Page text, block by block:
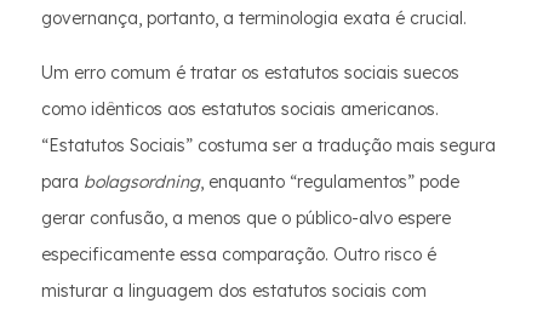
governança, portanto, a terminologia exata é crucial.
Um erro comum é tratar os estatutos sociais suecos
como idênticos aos estatutos sociais americanos.
“Estatutos Sociais” costuma ser a tradução mais segura
para bolagsordning, enquanto “regulamentos” pode
gerar confusão, a menos que o público-alvo espere
especificamente essa comparação. Outro risco é
misturar a linguagem dos estatutos sociais com